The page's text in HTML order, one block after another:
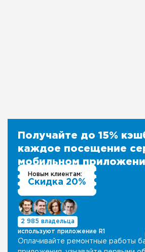
Получайте до 15% кэшбека за
каждое посещение
мобильном
Оплачивайте ремонтные работы
Новым клиентам:
Скидка 20%
2 985 владельца
используют приложение R1